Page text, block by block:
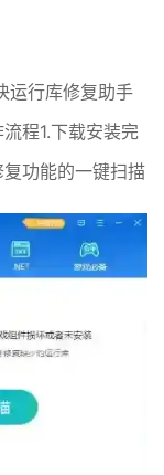
运行库修复助手
程1.下载安装完
功能的一键扫描